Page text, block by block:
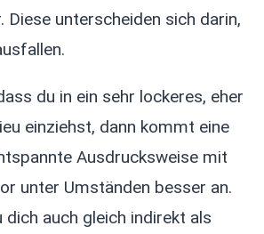
Diese unterscheiden sich darin,
du in ein sehr lockeres, eher
einziehst, dann kommt eine
Ausdrucksweise mit
unter Umständen besser an.
dich auch gleich indirekt als